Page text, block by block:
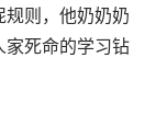
规则，他奶奶奶
家死命的学习钻